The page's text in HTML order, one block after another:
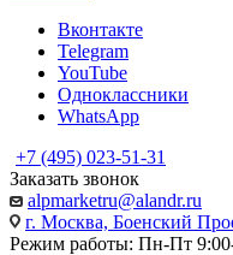
Вконтакте
Telegram
YouTube
Одноклассники
WhatsApp
+7 (495) 023-51-31
Заказать звонок
alpmarketru@alandr.ru
г. Москва, Боенский
Режим работы: Пн-Пт